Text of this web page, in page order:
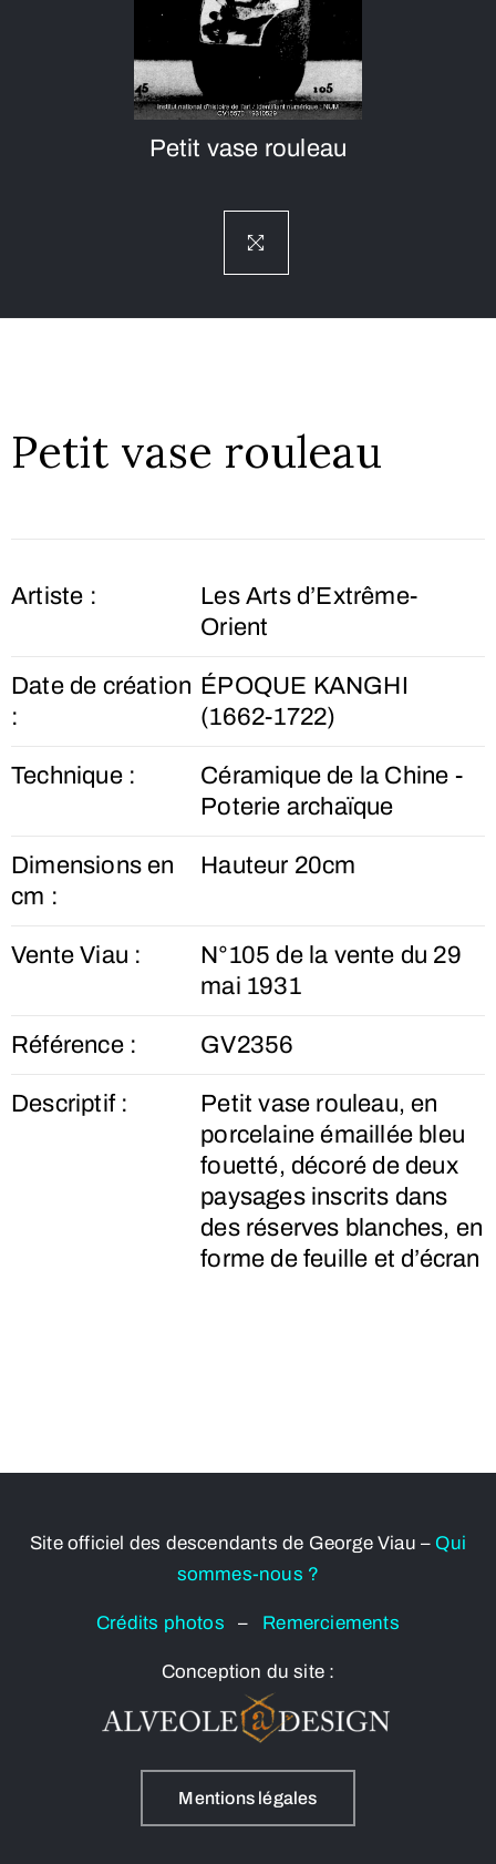
Petit vase rouleau
Petit vase rouleau
Artiste :
Les Arts d’Extrême-
Orient
Date de création
:
ÉPOQUE KANGHI
(1662-1722)
Technique :
Céramique de la Chine -
Poterie archaïque
Dimensions en
cm :
Hauteur 20cm
Vente Viau :
N°105 de la vente du 29
mai 1931
Référence : GV2356
Descriptif :
Petit vase rouleau, en
porcelaine émaillée bleu
fouetté, décoré de deux
paysages inscrits dans
des réserves blanches, en
forme de feuille et d’écran
Site officiel des descendants de George Viau – Qui
sommes-nous ?
Crédits photos– Remerciements
Conception du site :
Mentions légales